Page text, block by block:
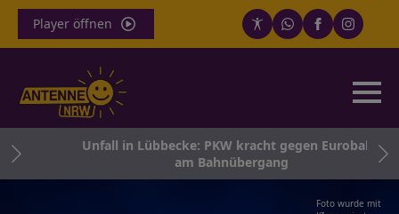
Player öffnen
Unfall in Lübbecke: PKW kracht gegen Eurobahn
am Bahnübergang
Foto wurde mit